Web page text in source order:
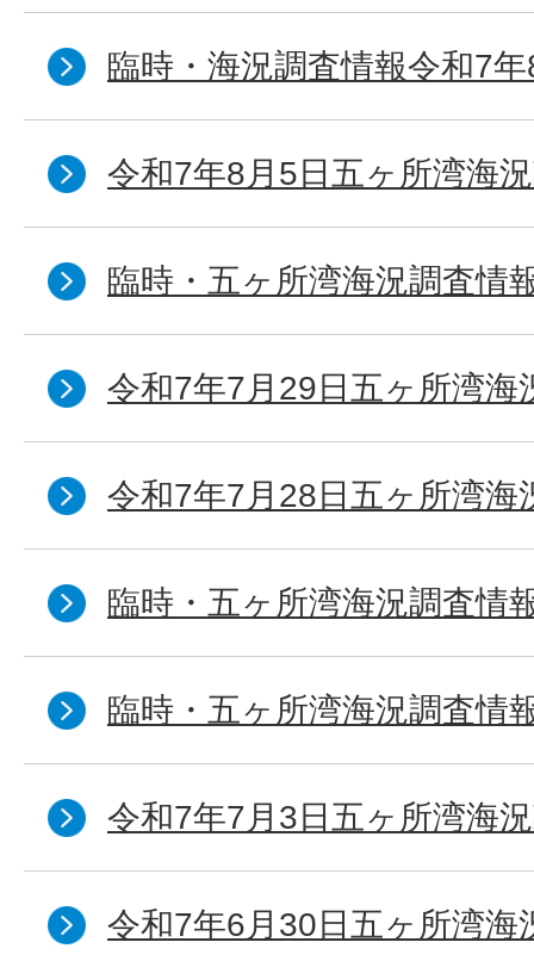
臨時・海況調査情報令和7
令和7年8月5日五ヶ所湾海
臨時・五ヶ所湾海況調査情
令和7年7月29日五ヶ所湾海
令和7年7月28日五ヶ所湾海
臨時・五ヶ所湾海況調査情
臨時・五ヶ所湾海況調査情
令和7年7月3日五ヶ所湾海
令和7年6月30日五ヶ所湾海